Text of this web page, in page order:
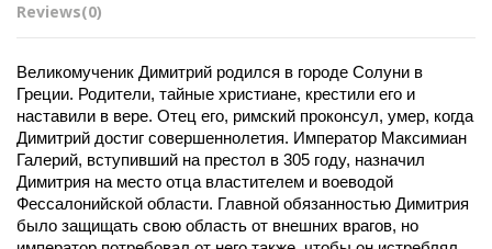
Reviews(0)
Великомученик Димитрий родился в городе Солуни в
Греции. Родители, тайные христиане, крестили его и
наставили в вере. Отец его, римский проконсул, умер, когда
Димитрий достиг совершеннолетия. Император Максимиан
Галерий, вступивший на престол в 305 году, назначил
Димитрия на место отца властителем и воеводой
Фессалонийской области. Главной обязанностью Димитрия
было защищать свою область от внешних врагов, но